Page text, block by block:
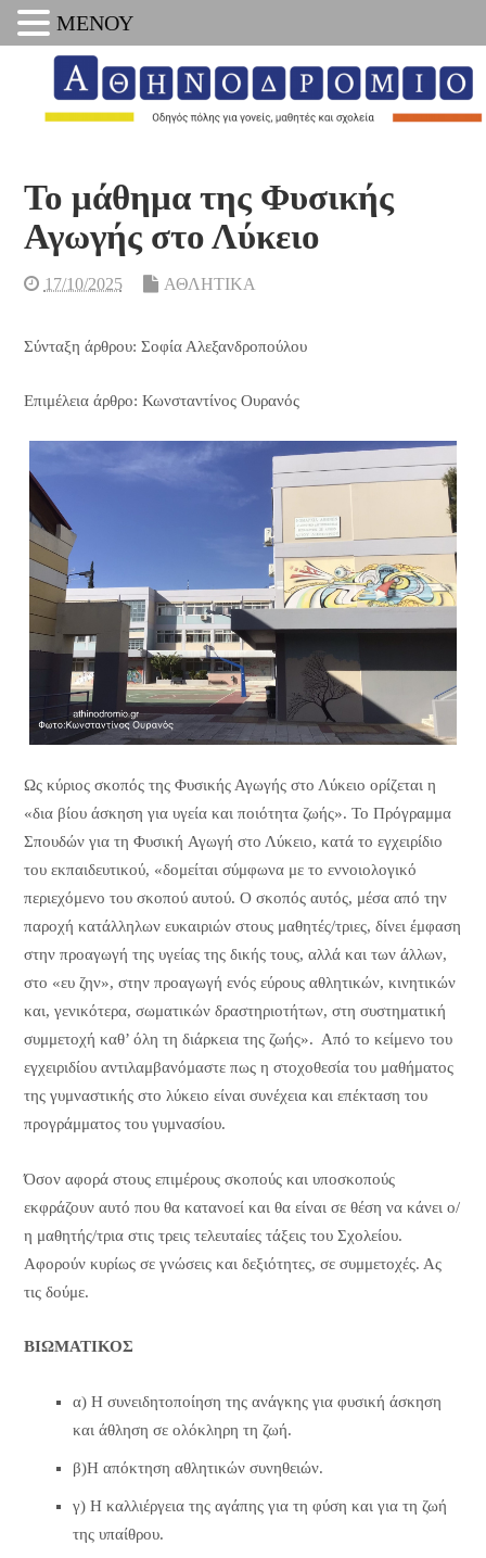
Το μάθημα της Φυσικής
Αγωγής στο Λύκειο
17/10/2025 ΑΘΛΗΤΙΚΑ
Σύνταξη άρθρου: Σοφία Αλεξανδροπούλου
Επιμέλεια άρθρο: Κωνσταντίνος Ουρανός
Ως κύριος σκοπός της Φυσικής Αγωγής στο Λύκειο ορίζεται η
«δια βίου άσκηση για υγεία και ποιότητα ζωής». Το Πρόγραμμα
Σπουδών για τη Φυσική Αγωγή στο Λύκειο, κατά το εγχειρίδιο
του εκπαιδευτικού, «δομείται σύμφωνα με το εννοιολογικό
περιεχόμενο του σκοπού αυτού. Ο σκοπός αυτός, μέσα από την
παροχή κατάλληλων ευκαιριών στους μαθητές/τριες, δίνει έμφαση
στην προαγωγή της υγείας της δικής τους, αλλά και των άλλων,
στο «ευ ζην», στην προαγωγή ενός εύρους αθλητικών, κινητικών
και, γενικότερα, σωματικών δραστηριοτήτων, στη συστηματική
συμμετοχή καθ’ όλη τη διάρκεια της ζωής». Από το κείμενο του
εγχειριδίου αντιλαμβανόμαστε πως η στοχοθεσία του μαθήματος
της γυμναστικής στο λύκειο είναι συνέχεια και επέκταση του
προγράμματος του γυμνασίου.
Όσον αφορά στους επιμέρους σκοπούς και υποσκοπούς
εκφράζουν αυτό που θα κατανοεί και θα είναι σε θέση να κάνει ο/
η μαθητής/τρια στις τρεις τελευταίες τάξεις του Σχολείου.
Αφορούν κυρίως σε γνώσεις και δεξιότητες, σε συμμετοχές. Ας
τις δούμε.
ΒΙΩΜΑΤΙΚΟΣ
α) Η συνειδητοποίηση της ανάγκης για φυσική άσκηση
και άθληση σε ολόκληρη τη ζωή.
β)Η απόκτηση αθλητικών συνηθειών.
γ) Η καλλιέργεια της αγάπης για τη φύση και για τη ζωή
της υπαίθρου.
ΜΕΝΟΥ